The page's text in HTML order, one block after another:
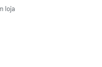
loja